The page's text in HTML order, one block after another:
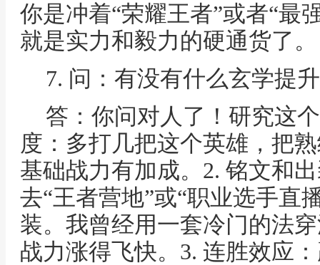
你是冲着“荣耀王者”或者“最
就是实力和毅力的硬通货了。
7. 问：有没有什么玄学提
答：你问对人了！研究这
度：多打几把这个英雄，把
基础战力有加成。2. 铭文和
去“王者营地”或“职业选手直
装。我曾经用一套冷门的法
战力涨得飞快。3. 连胜效应